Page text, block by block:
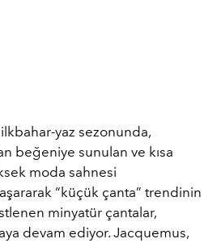
yaz sezonunda,
beğeniye sunulan ve kısa
moda sahnesi
“küçük çanta” trendinin
minyatür çantalar,
devam ediyor. Jacquemus,